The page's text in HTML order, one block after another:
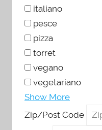
italiano
pesce
pizza
torret
vegano
vegetariano
Show More
Zip/Post Code